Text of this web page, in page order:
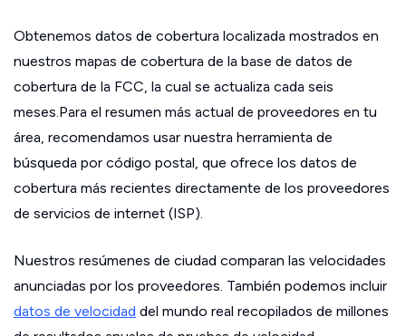
Obtenemos datos de cobertura localizada mostrados en
nuestros mapas de cobertura de la base de datos de
cobertura de la FCC, la cual se actualiza cada seis
meses.Para el resumen más actual de proveedores en tu
área, recomendamos usar nuestra herramienta de
búsqueda por código postal, que ofrece los datos de
cobertura más recientes directamente de los proveedores
de servicios de internet (ISP).
Nuestros resúmenes de ciudad comparan las velocidades
anunciadas por los proveedores. También podemos incluir
datos de velocidad del mundo real recopilados de millones